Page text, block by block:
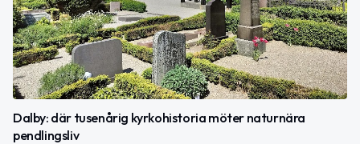
Dalby: där tusenårig kyrkohistoria möter naturnära
pendlingsliv